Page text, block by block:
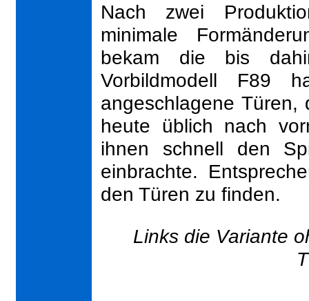
Nach zwei
minimale
bekam die bis
Vorbildmodell F89
angeschlagene
heute üblich nach
ihnen schnell den
einbrachte.
den Türen zu finden.
Links die Variante